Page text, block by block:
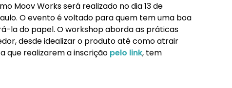
Moov Works será realizado no dia 13 de
O evento é voltado para quem tem uma boa
la do papel. O workshop aborda as práticas
desde idealizar o produto até como atrair
que realizarem a inscrição pelo link, tem